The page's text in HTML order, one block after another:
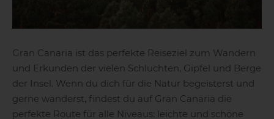
Gran Canaria ist das perfekte Reiseziel zum Wandern
und Erkunden der vielen Schluchten, Gipfel und Berge
der Insel. Wenn du dich für die Natur begeisterst und
gerne wanderst, findest du auf Gran Canaria die
perfekte Route für alle Niveaus: leichte und schöne